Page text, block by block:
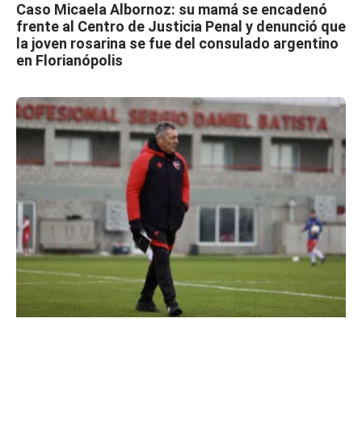
Caso Micaela Albornoz: su mamá se encadenó
frente al Centro de Justicia Penal y denunció que
la joven rosarina se fue del consulado argentino
en Florianópolis